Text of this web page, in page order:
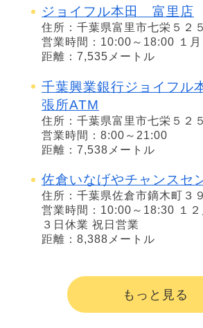
ジョイフル本田 富里店
住所：千葉県富里市七栄５２
営業時間：10:00～18:00 １月
距離：7,535メートル
千葉興業銀行ジョイフル
張所ATM
住所：千葉県富里市七栄５２
営業時間：8:00～21:00
距離：7,538メートル
佐倉いなげやチャンスセ
住所：千葉県佐倉市鏑木町３
営業時間：10:00～18:30 １２
３日休業 祝日営業
距離：8,388メートル
もっと見る